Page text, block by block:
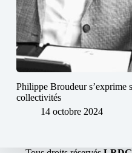
Philippe Broudeur s’exprime
collectivités
14 octobre 2024